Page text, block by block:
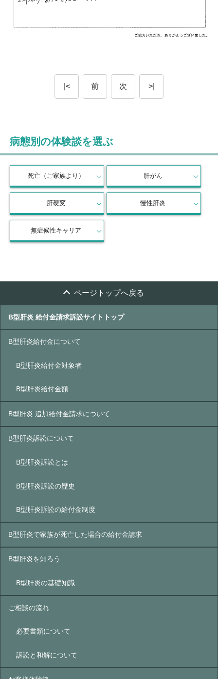
|< 前 次 >|
病態別の体験談を選ぶ
死亡（ご家族より） 肝がん
肝硬変 慢性肝炎
無症候性キャリア
ページトップへ戻る
B型肝炎 給付金請求訴訟サイトトップ
B型肝炎給付金について
B型肝炎給付金対象者
B型肝炎給付金額
B型肝炎 追加給付金請求について
B型肝炎訴訟について
B型肝炎訴訟とは
B型肝炎訴訟の歴史
B型肝炎訴訟の給付金制度
B型肝炎で家族が死亡した場合の給付金請求
B型肝炎を知ろう
B型肝炎の基礎知識
ご相談の流れ
必要書類について
訴訟と和解について